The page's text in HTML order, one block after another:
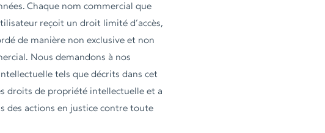
Chaque nom commercial que
reçoit un droit limité d’accès,
de manière non exclusive et non
Nous demandons à nos
tels que décrits dans cet
droits de propriété intellectuelle et a
des actions en justice contre toute